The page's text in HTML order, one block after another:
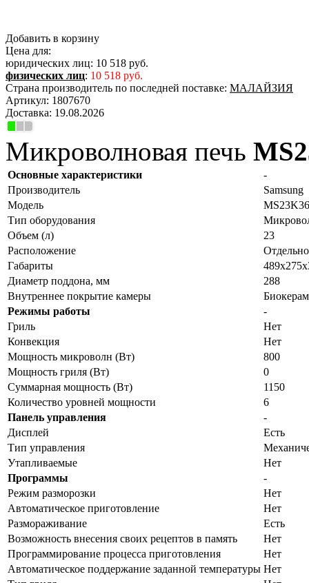
Добавить в корзину
Цена для:
юридических лиц: 10 518 руб.
физических лиц: 10 518 руб.
Страна производитель по последней поставке: МАЛАЙЗИЯ
Артикул: 1807670
Доставка: 19.08.2026
Микроволновая печь
Основные характеристики
-
Производитель
Samsung
Модель
Тип оборудования
Объем (л)
23
Расположение
Габариты
Диаметр поддона, мм
288
Внутреннее покрытие камеры
Режимы работы
-
Гриль
Нет
Конвекция
Нет
Мощность микроволн (Вт)
800
Мощность гриля (Вт)
0
Суммарная мощность (Вт)
1150
Количество уровней мощности
6
Панель управления
-
Дисплей
Есть
Тип управления
Утапливаемые
Нет
Программы
-
Режим разморозки
Нет
Автоматическое приготовление
Нет
Размораживание
Есть
Возможность внесения своих рецептов в память
Нет
Программирование процесса приготовления
Нет
Автоматическое поддержание заданной температуры Нет